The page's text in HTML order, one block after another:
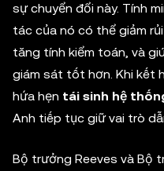
sự chuyển đổi này. Tính
tác của nó có thể giảm
tăng tính kiểm toán, và
giám sát tốt hơn. Khi kết
hứa hẹn tái sinh hệ
Anh tiếp tục giữ vai trò
Bộ trưởng Reeves và Bộ